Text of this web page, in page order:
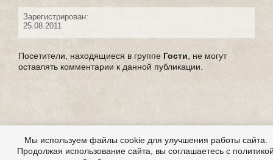
Зарегистрирован:
25.08.2011
Посетители, находящиеся в группе Гости , не могут
оставлять комментарии к данной публикации.
Мы используем файлы cookie для улучшения работы сайта.
Продолжая использование сайта, вы соглашаетесь с